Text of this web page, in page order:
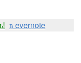
в evernote